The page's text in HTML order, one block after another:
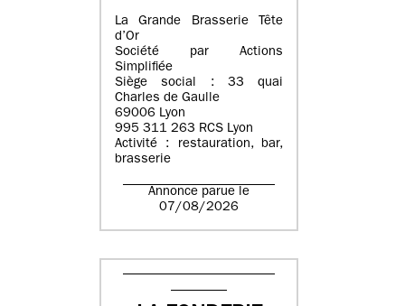
La Grande Brasserie Tête
d’Or
Société par Actions
Simplifiée
Siège social : 33 quai
Charles de Gaulle
69006 Lyon
995 311 263 RCS Lyon
Activité : restauration, bar,
brasserie
Annonce parue le
07/08/2026